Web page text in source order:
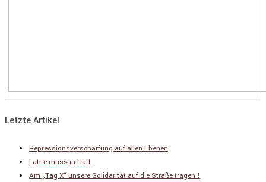
Letzte Artikel
Repressionsverschärfung auf allen Ebenen
Latife muss in Haft
Am „Tag X“ unsere Solidarität auf die Straße tragen !